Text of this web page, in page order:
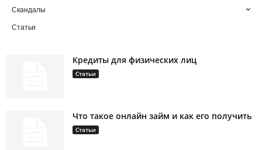
Скандалы
Статьи
Кредиты для физических лиц
Статьи
Что такое онлайн займ и как его получить
Статьи